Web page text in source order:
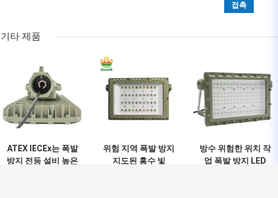
기타 제품
ATEX IECEx는 폭발
방지 전등 설비 높은
위험 지역 폭발 방지
지도된 홍수 빛
방수 위험한 위치 작
업 폭발 방지 LED